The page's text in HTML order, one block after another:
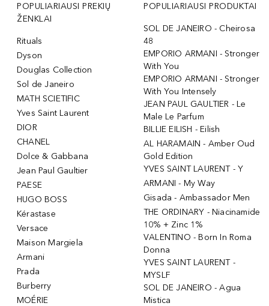
POPULIARIAUSI PREKIŲ
ŽENKLAI
Rituals
Dyson
Douglas Collection
Sol de Janeiro
MATH SCIETIFIC
Yves Saint Laurent
DIOR
CHANEL
Dolce & Gabbana
Jean Paul Gaultier
PAESE
HUGO BOSS
Kérastase
Versace
Maison Margiela
Armani
Prada
Burberry
MOÉRIE
POPULIARIAUSI PRODUKTAI
SOL DE JANEIRO - Cheirosa
48
EMPORIO ARMANI - Stronger
With You
EMPORIO ARMANI - Stronger
With You Intensely
JEAN PAUL GAULTIER - Le
Male Le Parfum
BILLIE EILISH - Eilish
AL HARAMAIN - Amber Oud
Gold Edition
YVES SAINT LAURENT - Y
ARMANI - My Way
Gisada - Ambassador Men
THE ORDINARY - Niacinamide
10% + Zinc 1%
VALENTINO - Born In Roma
Donna
YVES SAINT LAURENT -
MYSLF
SOL DE JANEIRO - Agua
Mistica